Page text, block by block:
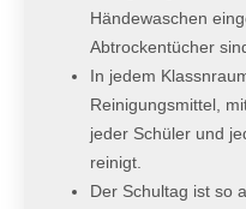
Händewaschen
Abtrockentücher
In jedem
Reinigungsmittel,
jeder Schüler und
reinigt.
Der Schultag ist so